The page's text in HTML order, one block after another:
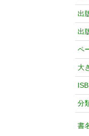
出
出
ペ
大
分
書